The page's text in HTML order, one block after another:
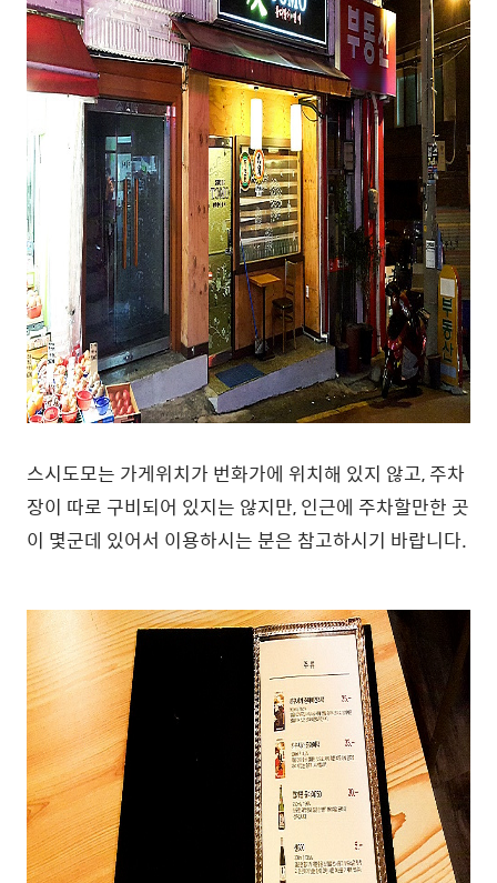
스시도모는 가게위치가 번화가에 위치해 있지 않고, 주차
장이 따로 구비되어 있지는 않지만, 인근에 주차할만한 곳
이 몇군데 있어서 이용하시는 분은 참고하시기 바랍니다.